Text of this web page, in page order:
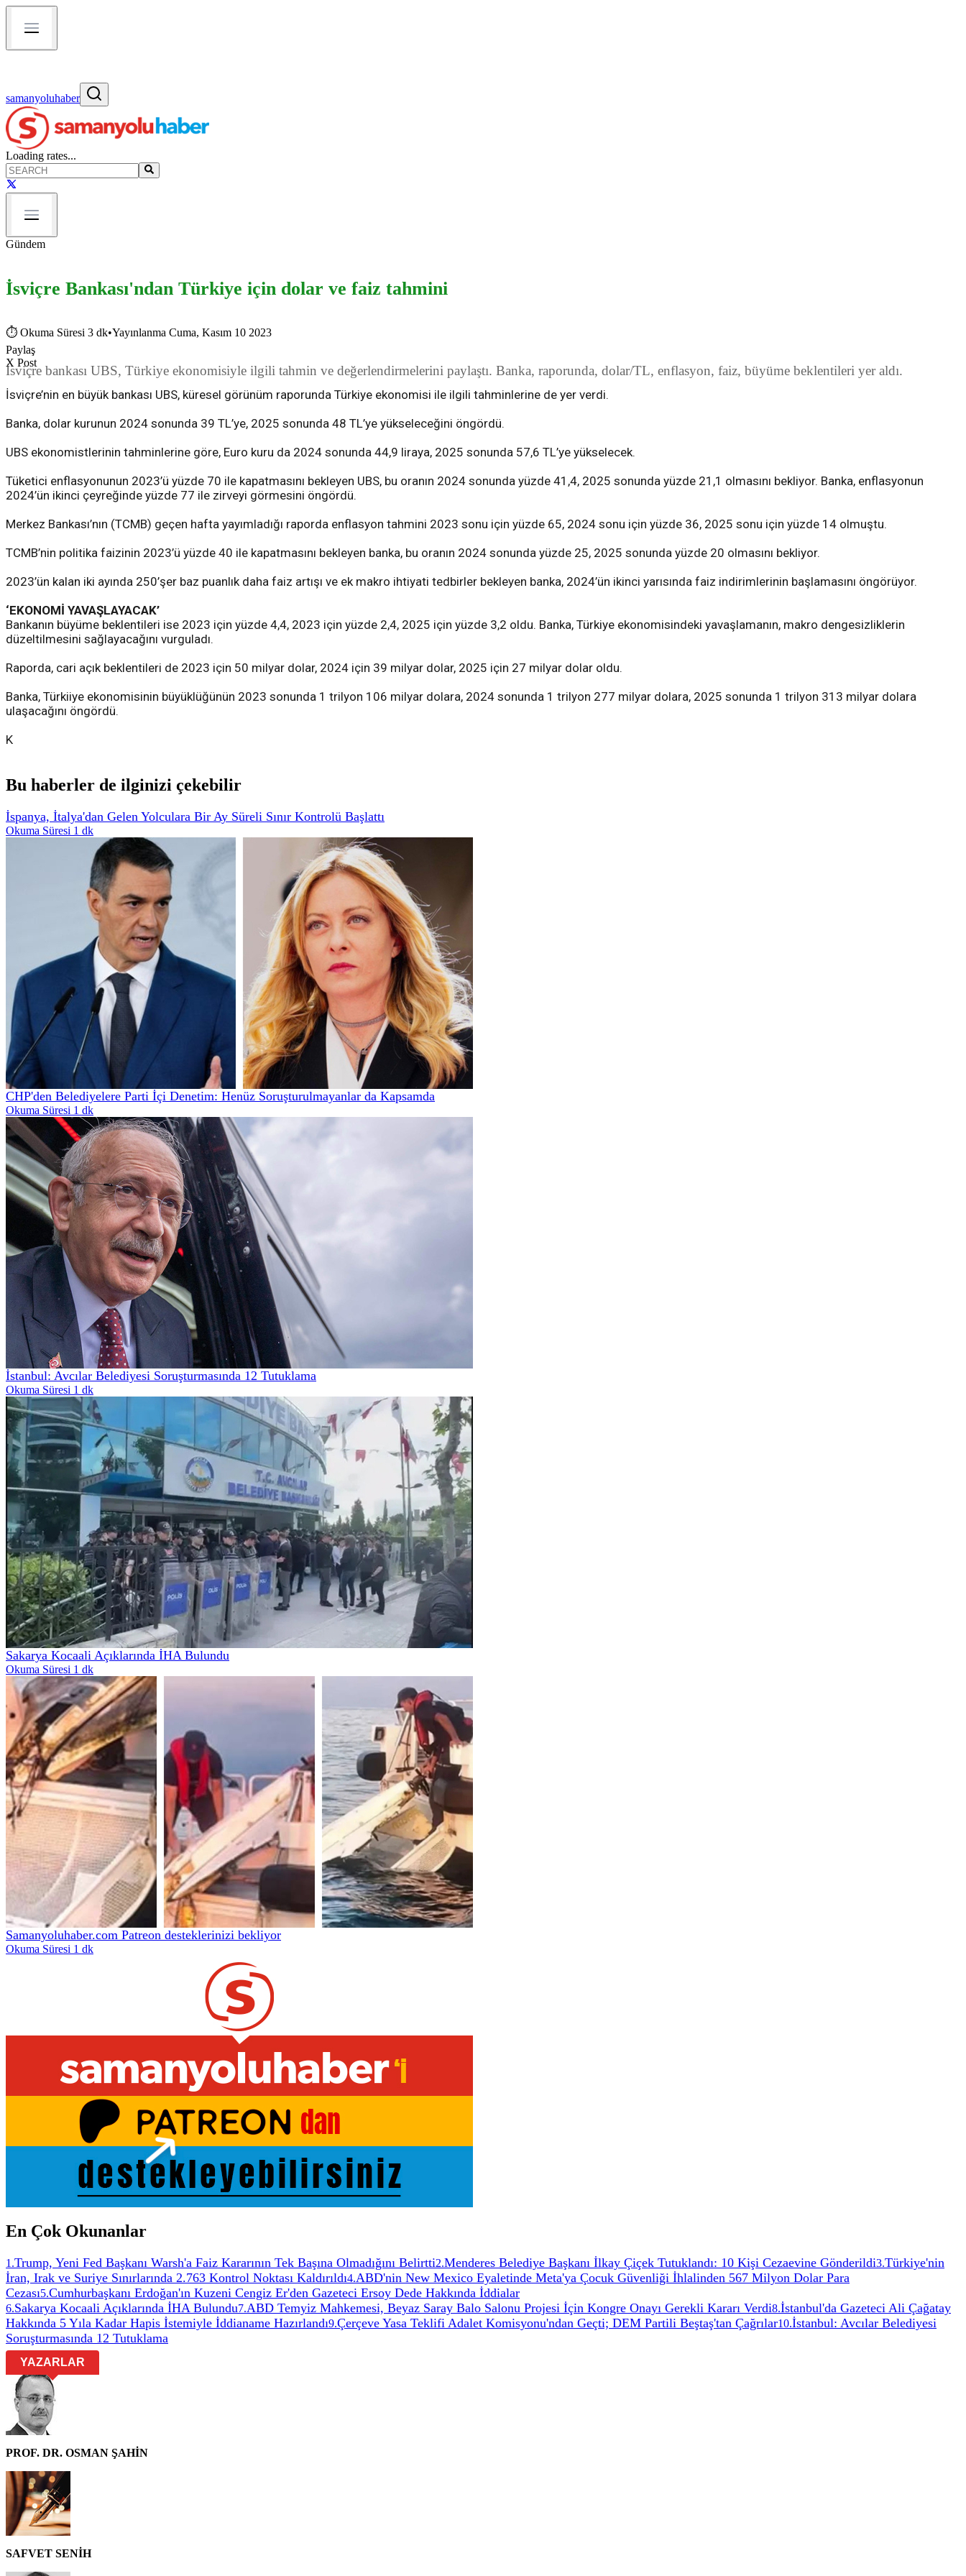
samanyoluhaber
Loading rates...
Gündem
İsviçre Bankası'ndan Türkiye için dolar ve faiz tahmini
⏱ Okuma Süresi 3 dk•Yayınlanma Cuma, Kasım 10 2023
Paylaş
X Post
İsviçre bankası UBS, Türkiye ekonomisiyle ilgili tahmin ve değerlendirmelerini paylaştı. Banka, raporunda, dolar/TL, enflasyon, faiz, büyüme beklentileri yer aldı.
İsviçre’nin en büyük bankası UBS, küresel görünüm raporunda Türkiye ekonomisi ile ilgili tahminlerine de yer verdi.
Banka, dolar kurunun 2024 sonunda 39 TL’ye, 2025 sonunda 48 TL’ye yükseleceğini öngördü.
UBS ekonomistlerinin tahminlerine göre, Euro kuru da 2024 sonunda 44,9 liraya, 2025 sonunda 57,6 TL’ye yükselecek.
Tüketici enflasyonunun 2023’ü yüzde 70 ile kapatmasını bekleyen UBS, bu oranın 2024 sonunda yüzde 41,4, 2025 sonunda yüzde 21,1 olmasını bekliyor. Banka, enflasyonun
2024’ün ikinci çeyreğinde yüzde 77 ile zirveyi görmesini öngördü.
Merkez Bankası’nın (TCMB) geçen hafta yayımladığı raporda enflasyon tahmini 2023 sonu için yüzde 65, 2024 sonu için yüzde 36, 2025 sonu için yüzde 14 olmuştu.
TCMB’nin politika faizinin 2023’ü yüzde 40 ile kapatmasını bekleyen banka, bu oranın 2024 sonunda yüzde 25, 2025 sonunda yüzde 20 olmasını bekliyor.
2023’ün kalan iki ayında 250’şer baz puanlık daha faiz artışı ve ek makro ihtiyati tedbirler bekleyen banka, 2024’ün ikinci yarısında faiz indirimlerinin başlamasını öngörüyor.
‘EKONOMİ YAVAŞLAYACAK’
Bankanın büyüme beklentileri ise 2023 için yüzde 4,4, 2023 için yüzde 2,4, 2025 için yüzde 3,2 oldu. Banka, Türkiye ekonomisindeki yavaşlamanın, makro dengesizliklerin
düzeltilmesini sağlayacağını vurguladı.
Raporda, cari açık beklentileri de 2023 için 50 milyar dolar, 2024 için 39 milyar dolar, 2025 için 27 milyar dolar oldu.
Banka, Türkiiye ekonomisinin büyüklüğünün 2023 sonunda 1 trilyon 106 milyar dolara, 2024 sonunda 1 trilyon 277 milyar dolara, 2025 sonunda 1 trilyon 313 milyar dolara
ulaşacağını öngördü.
K
Bu haberler de ilginizi çekebilir
İspanya, İtalya'dan Gelen Yolculara Bir Ay Süreli Sınır Kontrolü Başlattı
Okuma Süresi 1 dk
CHP'den Belediyelere Parti İçi Denetim: Henüz Soruşturulmayanlar da Kapsamda
Okuma Süresi 1 dk
İstanbul: Avcılar Belediyesi Soruşturmasında 12 Tutuklama
Okuma Süresi 1 dk
Sakarya Kocaali Açıklarında İHA Bulundu
Okuma Süresi 1 dk
Samanyoluhaber.com Patreon desteklerinizi bekliyor
Okuma Süresi 1 dk
En Çok Okunanlar
1 .Trump, Yeni Fed Başkanı Warsh'a Faiz Kararının Tek Başına Olmadığını Belirtti2.Menderes Belediye Başkanı İlkay Çiçek Tutuklandı: 10 Kişi Cezaevine Gönderildi3.Türkiye'nin
İran, Irak ve Suriye Sınırlarında 2.763 Kontrol Noktası Kaldırıldı4.ABD'nin New Mexico Eyaletinde Meta'ya Çocuk Güvenliği İhlalinden 567 Milyon Dolar Para
Cezası5.Cumhurbaşkanı Erdoğan'ın Kuzeni Cengiz Er'den Gazeteci Ersoy Dede Hakkında İddialar
6.Sakarya Kocaali Açıklarında İHA Bulundu7.ABD Temyiz Mahkemesi, Beyaz Saray Balo Salonu Projesi İçin Kongre Onayı Gerekli Kararı Verdi8.İstanbul'da Gazeteci Ali Çağatay
Hakkında 5 Yıla Kadar Hapis İstemiyle İddianame Hazırlandı9.Çerçeve Yasa Teklifi Adalet Komisyonu'ndan Geçti; DEM Partili Beştaş'tan Çağrılar10.İstanbul: Avcılar Belediyesi
Soruşturmasında 12 Tutuklama
YAZARLAR
PROF. DR. OSMAN ŞAHİN
SAFVET SENİH